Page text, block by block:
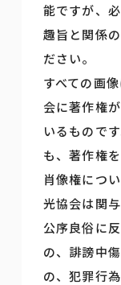
能ですが、
趣旨と関係
ださい。
すべての画
会に著作権
いるもので
も、著作権
肖像権につ
光協会は関与
公序良俗に
の、誹謗中
の、犯罪行